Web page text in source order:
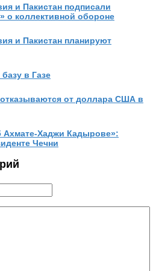
и Пакистан подписали
о коллективной обороне
и Пакистан планируют
в Газе
от доллара США в
Хаджи Кадырове»:
Чечни